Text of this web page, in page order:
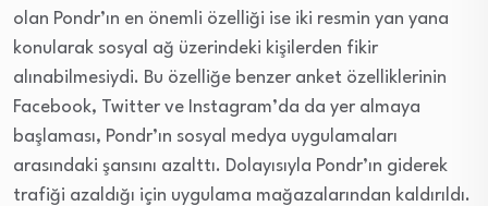
olan Pondr’ın en önemli özelliği ise iki resmin yan yana
konularak sosyal ağ üzerindeki kişilerden fikir
alınabilmesiydi. Bu özelliğe benzer anket özelliklerinin
Facebook, Twitter ve Instagram’da da yer almaya
başlaması, Pondr’ın sosyal medya uygulamaları
arasındaki şansını azalttı. Dolayısıyla Pondr’ın giderek
trafiği azaldığı için uygulama mağazalarından kaldırıldı.